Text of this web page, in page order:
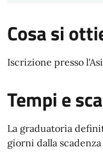
Cosa si
Iscrizione presso
Tempi e
La graduatoria
giorni dalla